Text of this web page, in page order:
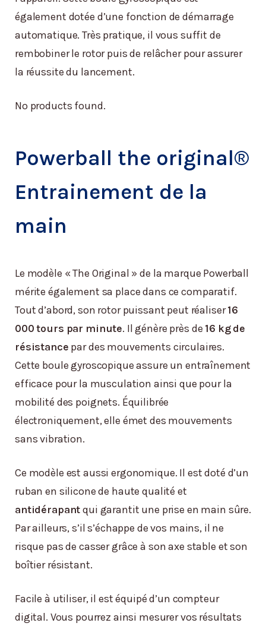
également dotée d’une fonction de démarrage
automatique. Très pratique, il vous suffit de
rembobiner le rotor puis de relâcher pour assurer
la réussite du lancement.
No products found.
Powerball the original®
Entrainement de la
main
Le modèle « The Original » de la marque Powerball
mérite également sa place dans ce comparatif.
Tout d’abord, son rotor puissant peut réaliser16
000 tours par minute. Il génère près de 16 kg de
résistance par des mouvements circulaires.
Cette boule gyroscopique assure un entraînement
efficace pour la musculation ainsi que pour la
mobilité des poignets. Équilibrée
électroniquement, elle émet des mouvements
sans vibration.
Ce modèle est aussi ergonomique. Il est doté d’un
ruban en silicone de haute qualité et
antidérapantqui garantit une prise en main sûre.
Par ailleurs, s’il s’échappe de vos mains, il ne
risque pas de casser grâce à son axe stable et son
boîtier résistant.
Facile à utiliser, il est équipé d’un compteur
digital. Vous pourrez ainsi mesurer vos résultats